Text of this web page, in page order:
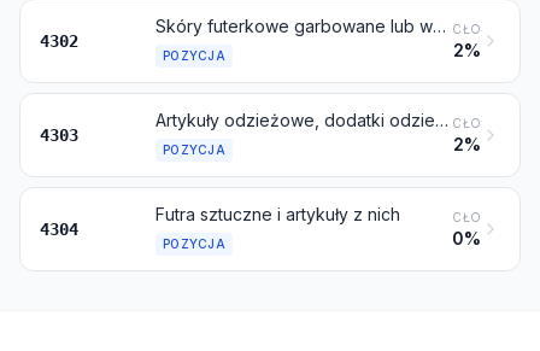
4302
Skóry futerkowe garbowane lub wykończone (włącznie z łbami, ogonami, łapami i pozostałymi częściami lub kawałkami), niepołączone lub połączone (bez dodatków z innych materiałów), inne niż te objęte pozycją 4303
POZYCJA
CŁO
2%
4303
Artykuły odzieżowe, dodatki odzieżowe i pozostałe artykuły ze skór futerkowych
POZYCJA
CŁO
2%
4304
Futra sztuczne i artykuły z nich
POZYCJA
CŁO
0%